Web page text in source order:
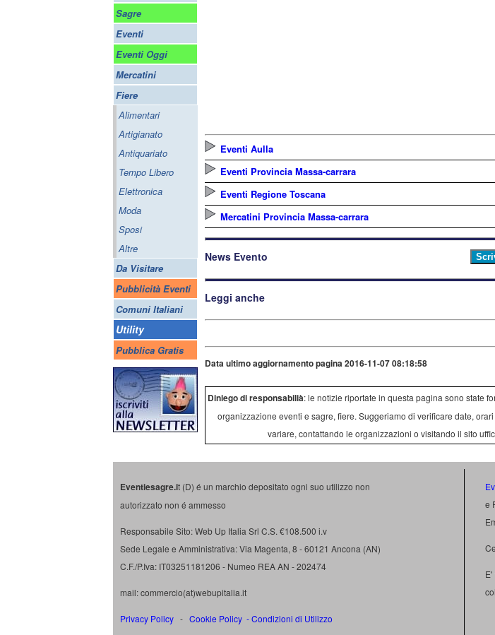
Sagre
Eventi
Eventi Oggi
Mercatini
Fiere
Alimentari
Artigianato
Antiquariato
Tempo Libero
Elettronica
Moda
Sposi
Altre
Da Visitare
Pubblicità Eventi
Comuni Italiani
Utility
Pubblica Gratis
Eventi Aulla
Eventi Provincia Massa-carrara
Eventi Regione Toscana
Mercatini Provincia Massa-carrara
News Evento
Leggi anche
Data ultimo aggiornamento pagina 2016-11-07 08:18:58
Diniego di responsabilià: le notizie riportate in questa pagina sono state
organizzazione eventi e sagre, fiere. Suggeriamo di verificare date,
variare, contattando le organizzazioni o visitando il sito
Eventiesagre.it (D) é un marchio depositato ogni suo utilizzo non
autorizzato non é ammesso
Responsabile Sito: Web Up Italia Srl C.S. €108.500 i.v
Sede Legale e Amministrativa: Via Magenta, 8 - 60121 Ancona (AN)
C.F./P.Iva: IT03251181206 - Numeo REA AN - 202474
mail: commercio(at)webupitalia.it
Privacy Policy - Cookie Policy -Condizioni di Utilizzo
e